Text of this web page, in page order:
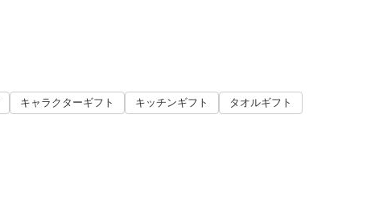
キャラクターギフト キッチンギフト
タオルギフト